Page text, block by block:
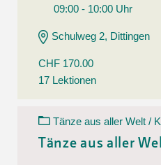
09:00 - 10:00 Uhr
Schulweg 2, Dittingen
CHF 170.00
17 Lektionen
Tänze aus aller Welt /
Tänze aus aller